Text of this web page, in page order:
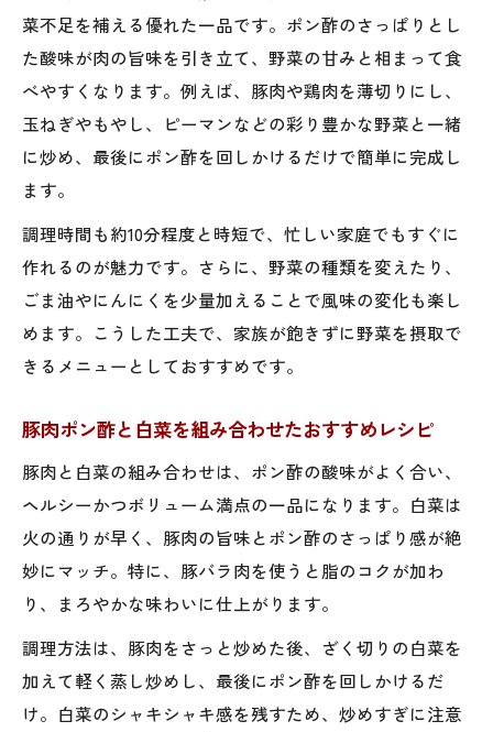
菜不足を補える優れた一品です。ポン酢のさっぱりとし
た酸味が肉の旨味を引き立て、野菜の甘みと相まって食
べやすくなります。例えば、豚肉や鶏肉を薄切りにし、
玉ねぎやもやし、ピーマンなどの彩り豊かな野菜と一緒
に炒め、最後にポン酢を回しかけるだけで簡単に完成し
ます。
調理時間も約10分程度と時短で、忙しい家庭でもすぐに
作れるのが魅力です。さらに、野菜の種類を変えたり、
ごま油やにんにくを少量加えることで風味の変化も楽し
めます。こうした工夫で、家族が飽きずに野菜を摂取で
きるメニューとしておすすめです。
豚肉ポン酢と白菜を組み合わせたおすすめレシピ
豚肉と白菜の組み合わせは、ポン酢の酸味がよく合い、
ヘルシーかつボリューム満点の一品になります。白菜は
火の通りが早く、豚肉の旨味とポン酢のさっぱり感が絶
妙にマッチ。特に、豚バラ肉を使うと脂のコクが加わ
り、まろやかな味わいに仕上がります。
調理方法は、豚肉をさっと炒めた後、ざく切りの白菜を
加えて軽く蒸し炒めし、最後にポン酢を回しかけるだ
け。白菜のシャキシャキ感を残すため、炒めすぎに注意